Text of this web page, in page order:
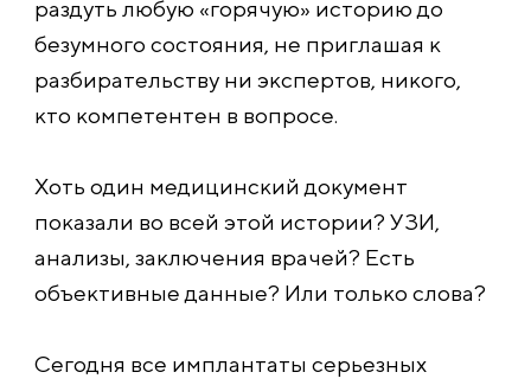
раздуть любую «горячую» историю до
безумного состояния, не приглашая к
разбирательству ни экспертов, никого,
кто компетентен в вопросе.
Хоть один медицинский документ
показали во всей этой истории? УЗИ,
анализы, заключения врачей? Есть
объективные данные? Или только слова?
Сегодня все имплантаты серьезных